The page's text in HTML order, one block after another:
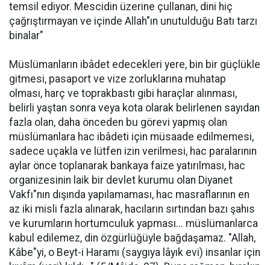
temsil ediyor. Mescidin üzerine çullanan, dini hiç
çağrıştırmayan ve içinde Allah"ın unutulduğu Batı tarzı
binalar"
Müslümanların ibâdet edecekleri yere, bin bir güçlükle
gitmesi, pasaport ve vize zorluklarına muhatap
olması, harç ve toprakbastı gibi haraçlar alınması,
belirli yaştan sonra veya kota olarak belirlenen sayıdan
fazla olan, daha önceden bu görevi yapmış olan
müslümanlara hac ibâdeti için müsaade edilmemesi,
sadece uçakla ve lütfen izin verilmesi, hac paralarının
aylar önce toplanarak bankaya faize yatırılması, hac
organizesinin laik bir devlet kurumu olan Diyanet
Vakfı"nın dışında yapılamaması, hac masraflarının en
az iki misli fazla alınarak, hacıların sırtından bazı şahıs
ve kurumların hortumculuk yapması... müslümanlarca
kabul edilemez, din özgürlüğüyle bağdaşamaz. "Allah,
Kâbe"yi, o Beyt-i Haramı (saygıya lâyık evi) insanlar için